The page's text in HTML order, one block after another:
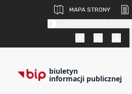
MAPA STRONY
biuletyn
informacji publicznej